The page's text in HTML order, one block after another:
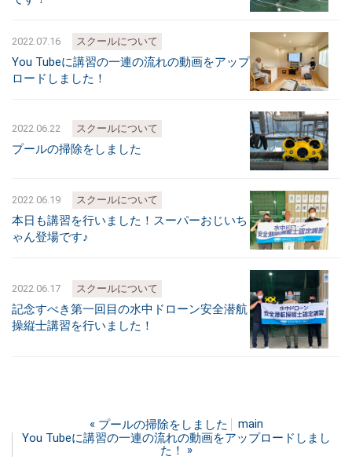
2022.07.16 スクールについて
You Tubeに講習の一連の流れの動画をアップ
ロードしました！
2022.06.22 スクールについて
プールの掃除をしました
2022.06.19 スクールについて
本日も講習を行いました！スーパーおじいち
ゃん登場です♪
2022.06.17 スクールについて
記念すべき第一回目の水中ドローン安全潜航
操縦士講習を行いました！
« プールの掃除をしました
main
You Tubeに講習の一連の流れの動画をアップロードしまし
た！
»